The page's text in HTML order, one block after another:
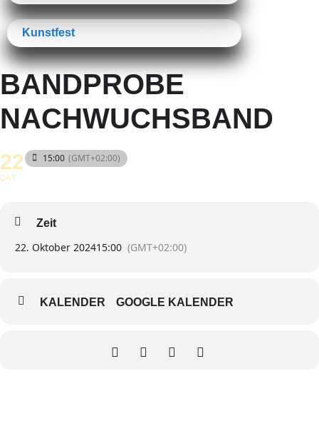
Kunstfest
BANDPROBE
NACHWUCHSBAND
22
OKT
15:00 (GMT+02:00)
Zeit
22. Oktober 202415:00 (GMT+02:00)
KALENDER GOOGLE KALENDER